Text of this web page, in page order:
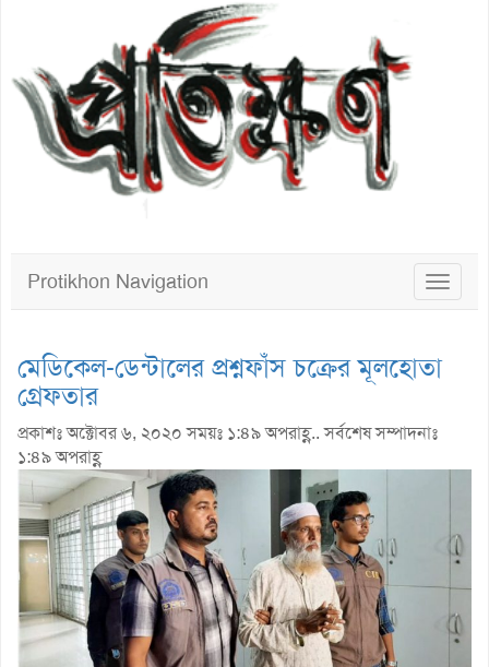
Toggle
Protikhon Navigation
মেডিকেল-ডেন্টালের প্রশ্নফাঁস চক্রের মূলহোতা
গ্রেফতার
প্রকাশঃ অক্টোবর ৬, ২০২০ সময়ঃ ১:৪৯ অপরাহ্ণ.. সর্বশেষ সম্পাদনাঃ
১:৪৯ অপরাহ্ণ